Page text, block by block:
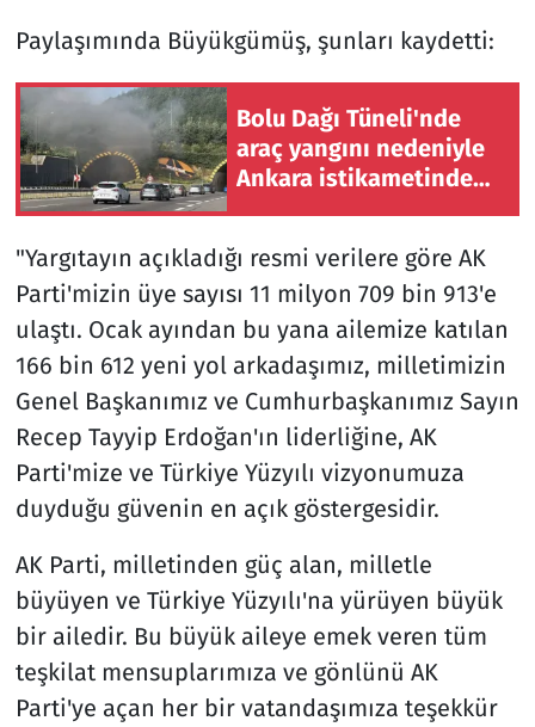
Paylaşımında Büyükgümüş, şunları kaydetti:
Bolu Dağı Tüneli'nde
araç yangını nedeniyle
Ankara istikametinde
"Yargıtayın açıkladığı resmi verilere göre AK
Parti'mizin üye sayısı 11 milyon 709 bin 913'e
ulaştı. Ocak ayından bu yana ailemize katılan
166 bin 612 yeni yol arkadaşımız, milletimizin
Genel Başkanımız ve Cumhurbaşkanımız Sayın
Recep Tayyip Erdoğan'ın liderliğine, AK
Parti'mize ve Türkiye Yüzyılı vizyonumuza
duyduğu güvenin en açık göstergesidir.
AK Parti, milletinden güç alan, milletle
büyüyen ve Türkiye Yüzyılı'na yürüyen büyük
bir ailedir. Bu büyük aileye emek veren tüm
teşkilat mensuplarımıza ve gönlünü AK
Parti'ye açan her bir vatandaşımıza teşekkür